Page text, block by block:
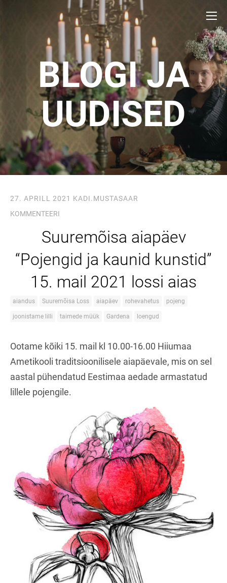
BLOGI JA
UUDISED
27. APRILL 2021 KADI.MUSTASAAR
KOMMENTEERI
Suuremõisa aiapäev
“Pojengid ja kaunid kunstid”
15. mail 2021 lossi aias
aiandus Suuremõisa Loss aiapäev rohevahetus pojeng
joonistame lilli taimede müük Gardena loengud
Ootame kõiki 15. mail kl 10.00-16.00 Hiiumaa
Ametikooli traditsioonilisele aiapäevale, mis on sel
aastal pühendatud Eestimaa aedade armastatud
lillele pojengile.